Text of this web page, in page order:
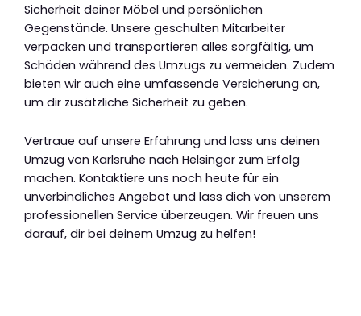
Sicherheit deiner Möbel und persönlichen
Gegenstände. Unsere geschulten Mitarbeiter
verpacken und transportieren alles sorgfältig, um
Schäden während des Umzugs zu vermeiden. Zudem
bieten wir auch eine umfassende Versicherung an,
um dir zusätzliche Sicherheit zu geben.
Vertraue auf unsere Erfahrung und lass uns deinen
Umzug von Karlsruhe nach Helsingor zum Erfolg
machen. Kontaktiere uns noch heute für ein
unverbindliches Angebot und lass dich von unserem
professionellen Service überzeugen. Wir freuen uns
darauf, dir bei deinem Umzug zu helfen!